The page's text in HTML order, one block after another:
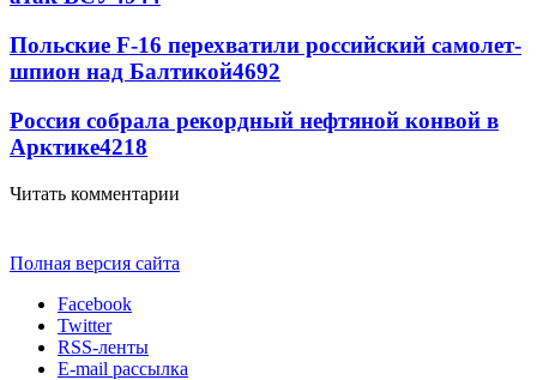
Польские F-16 перехватили российский самолет-
шпион над Балтикой4692
Россия собрала рекордный нефтяной конвой в
Арктике4218
Читать комментарии
Полная версия сайта
Facebook
Twitter
RSS-ленты
E-mail рассылка